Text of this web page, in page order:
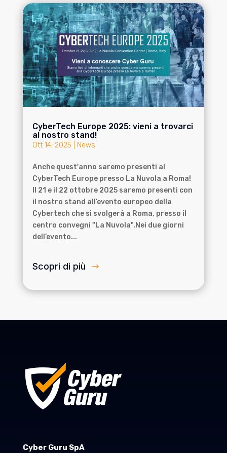
CyberTech Europe 2025: vieni a trovarci
al nostro stand!
Ott 14, 2025 News
Anche quest'anno saremo presenti al
CyberTech Europe presso La Nuvola a Roma!
Il 21 e il 22 ottobre 2025 saremo presenti con
il nostro stand all’evento europeo della
Cybertech che si svolgerà a Roma, presso il
centro convegni "La Nuvola".Nei due giorni
dell’evento...
Scopri di più
Cyber Guru SpA